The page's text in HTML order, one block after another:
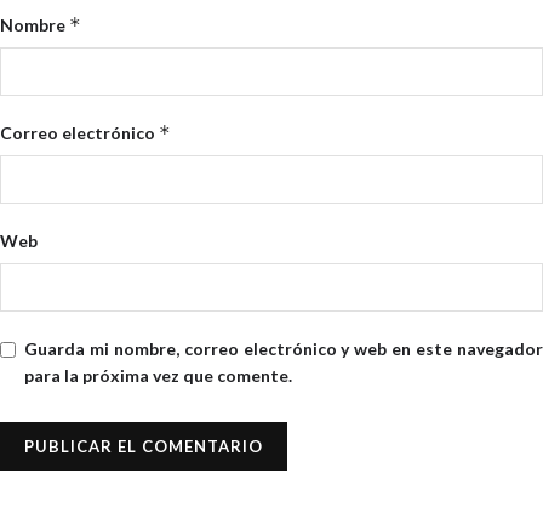
Nombre *
Correo electrónico *
Web
Guarda mi nombre, correo electrónico y web en este navegador
para la próxima vez que comente.